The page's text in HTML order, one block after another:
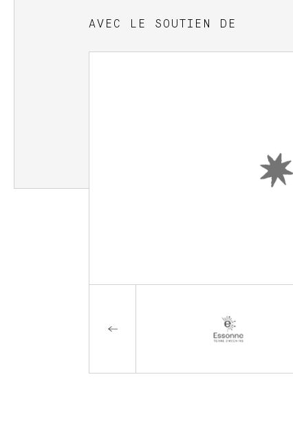
AVEC LE SOUTIEN DE